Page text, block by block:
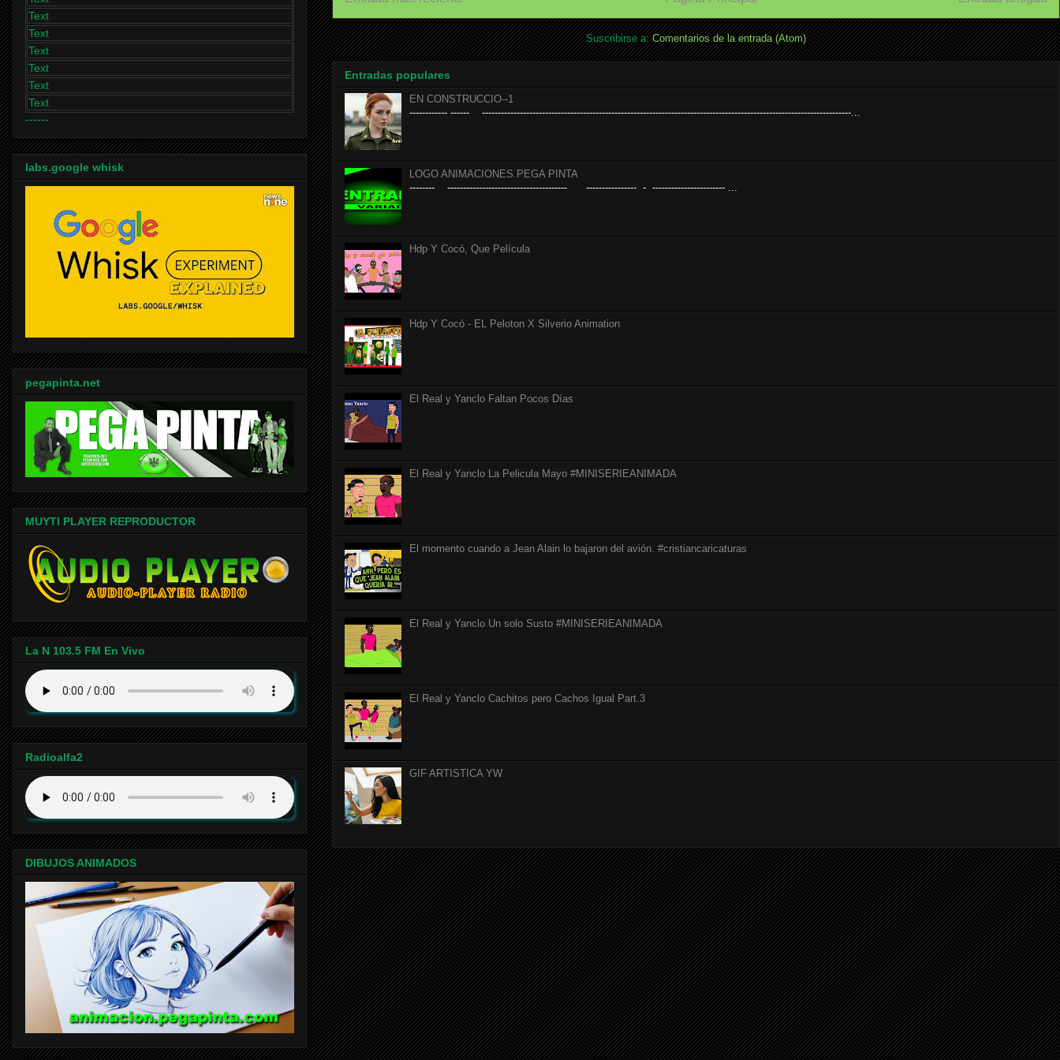
Suscribirse a:Comentarios de la entrada (Atom)
Entradas populares
EN CONSTRUCCIO--1
------------ ------ ---------------------------------------------------------------------------------------------------------------------...
LOGO ANIMACIONES.PEGA PINTA
-------- -------------------------------------- ---------------- - ----------------------- ...
Hdp Y Cocó, Que Película
Hdp Y Cocó - EL Peloton X Silverio Animation
El Real y Yanclo Faltan Pocos Días
El Real y Yanclo La Pelicula Mayo #MINISERIEANIMADA
El momento cuando a Jean Alain lo bajaron del avión. #cristiancaricaturas
El Real y Yanclo Un solo Susto #MINISERIEANIMADA
El Real y Yanclo Cachitos pero Cachos Igual Part.3
GIF ARTISTICA YW
Text
Text
Text
Text
Text
Text
------
labs.google whisk
pegapinta.net
MUYTI PLAYER REPRODUCTOR
La N 103.5 FM En Vivo
Radioalfa2
DIBUJOS ANIMADOS